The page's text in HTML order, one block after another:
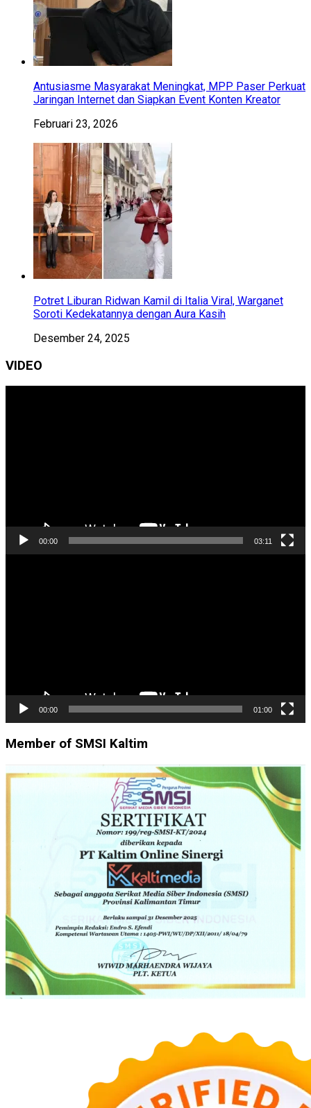
Antusiasme Masyarakat Meningkat, MPP Paser Perkuat
Jaringan Internet dan Siapkan Event Konten Kreator
Februari 23, 2026
Potret Liburan Ridwan Kamil di Italia Viral, Warganet
Soroti Kedekatannya dengan Aura Kasih
Desember 24, 2025
VIDEO
00:00 03:11
00:00 01:00
Member of SMSI Kaltim